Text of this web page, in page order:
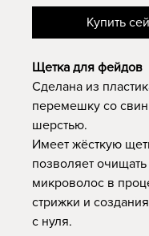
Купить
Щетка для фейдов
Сделана из
перемешку со
шерстью.
Имеет жёсткую
позволяет
микроволос в
стрижки и
с нуля.